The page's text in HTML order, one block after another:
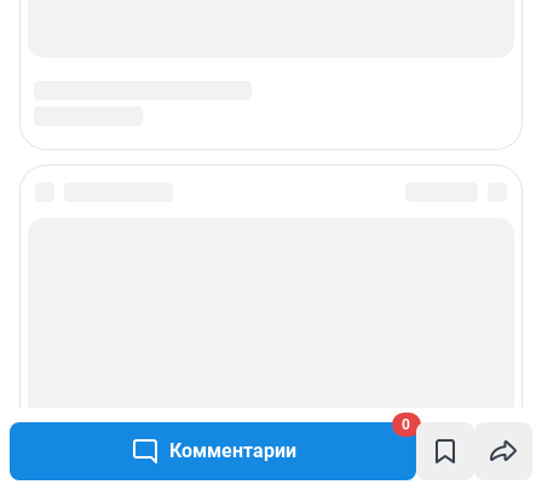
Комментарии
0